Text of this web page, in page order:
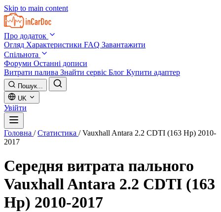
Skip to main content
Про додаток
Огляд Характеристики FAQ Завантажити
Спільнота
Форуми Останні дописи
Витрати палива Знайти сервіс Блог Купити адаптер
Пошук...
UK
Увійти
Головна / Статистика / Vauxhall Antara 2.2 CDTI (163 Hp) 2010-
2017
Середня витрата пального
Vauxhall Antara 2.2 CDTI (163
Hp) 2010-2017